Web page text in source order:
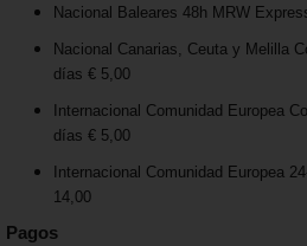
Nacional Baleares 48h MRW
Nacional Canarias, Ceuta y Melilla
días € 5,00
Internacional Comunidad Europea
días € 5,00
Internacional Comunidad Europea
14,00
Pagos